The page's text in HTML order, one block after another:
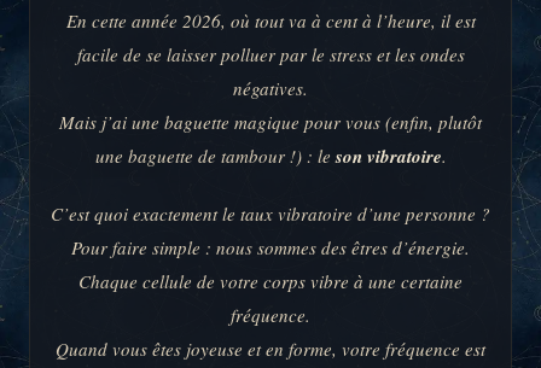
En cette année 2026, où tout va à cent à l’heure, il est
facile de se laisser polluer par le stress et les ondes
négatives.
Mais j’ai une baguette magique pour vous (enfin, plutôt
une baguette de tambour !) : le son vibratoire.
C’est quoi exactement le taux vibratoire d’une personne ?
Pour faire simple : nous sommes des êtres d’énergie.
Chaque cellule de votre corps vibre à une certaine
fréquence.
Quand vous êtes joyeuse et en forme, votre fréquence est